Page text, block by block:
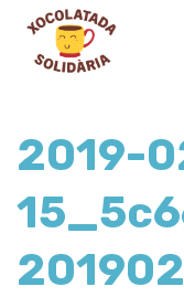
2019-